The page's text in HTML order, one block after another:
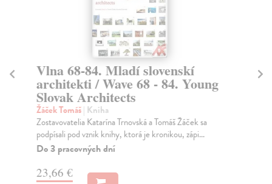
Vlna 68-84. Mladí slovenskí
architekti / Wave 68 - 84. Young
Slovak Architects
Žáček Tomáš| Kniha
Zostavovatelia Katarína Trnovská a Tomáš Žáček sa
podpísali pod vznik knihy, ktorá je kronikou, zápi...
Do 3 pracovných dní
23,66 €